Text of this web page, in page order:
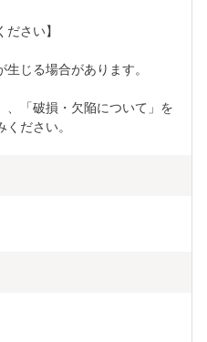
ださい】
生じる場合があります。
、「破損・欠陥について」を
ださい。